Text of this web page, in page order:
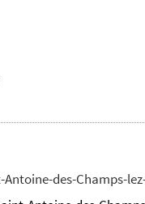
mais...
des-Champs-